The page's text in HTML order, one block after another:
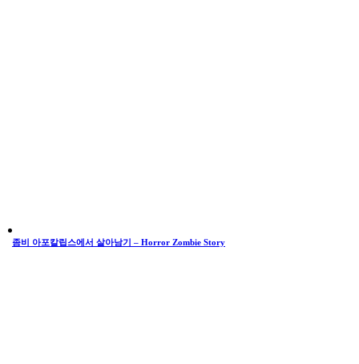
좀비 아포칼립스에서 살아남기 – Horror Zombie Story